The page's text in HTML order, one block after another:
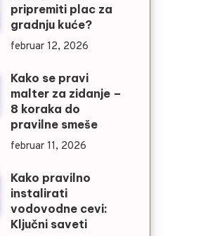
pripremiti plac za
gradnju kuće?
februar 12, 2026
Kako se pravi
malter za zidanje –
8 koraka do
pravilne smeše
februar 11, 2026
Kako pravilno
instalirati
vodovodne cevi:
Ključni saveti